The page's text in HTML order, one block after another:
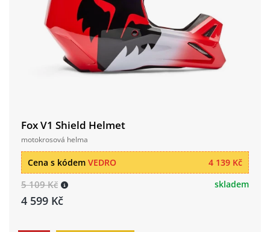
Fox V1 Shield Helmet
motokrosová helma
4 139 Kč
Cena s kódem VEDRO
5 109 Kč
4 599 Kč
skladem